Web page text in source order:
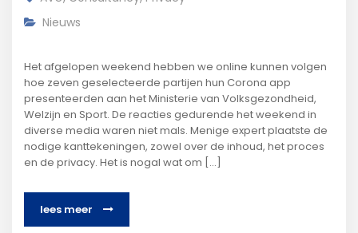
Nieuws
Het afgelopen weekend hebben we online kunnen volgen
hoe zeven geselecteerde partijen hun Corona app
presenteerden aan het Ministerie van Volksgezondheid,
Welzijn en Sport. De reacties gedurende het weekend in
diverse media waren niet mals. Menige expert plaatste de
nodige kanttekeningen, zowel over de inhoud, het proces
en de privacy. Het is nogal wat om [...]
lees meer